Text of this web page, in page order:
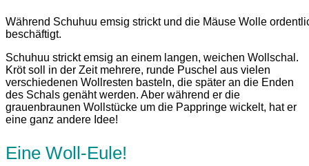
Während Schuhuu emsig strickt und die Mäuse Wolle
beschäftigt.
Schuhuu strickt emsig an einem langen, weichen Wollschal.
Kröt soll in der Zeit mehrere, runde Puschel aus vielen
verschiedenen Wollresten basteln, die später an die Enden
des Schals genäht werden. Aber während er die
grauenbraunen Wollstücke um die Pappringe wickelt, hat er
eine ganz andere Idee!
Eine Woll-Eule!